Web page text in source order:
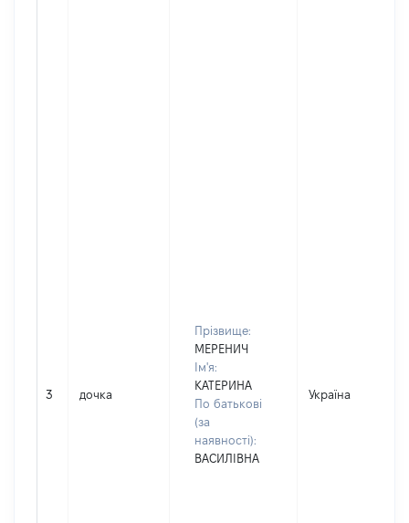
3 дочка
Прізвище:
МЕРЕНИЧ
Ім'я:
КАТЕРИНА
По батькові
(за
наявності):
ВАСИЛІВНА
Україна